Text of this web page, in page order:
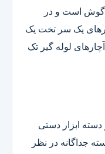
(خود آن شامل آلن های خورشیدی و 6 گوش است و در
یک سر تخت یک
لوله گیر تک
ابزار دستی
جداگانه در نظر